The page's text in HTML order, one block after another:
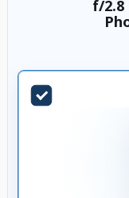
f/2.8